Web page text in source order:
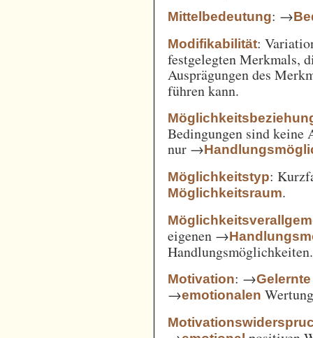
Mittelbedeutung: →
Modifikabilität:
festgelegten Merkmals,
Ausprägungen des
führen kann.
Bedingungen sind keine
nur →
Möglichkeitstyp:
Möglichkeitsraum.
eigenen →
Handlungsmöglichkeiten.
Motivation: →Gelernte
→emotionalen